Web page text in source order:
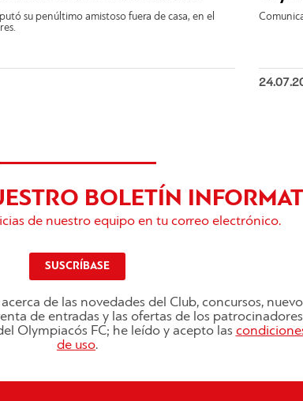
su penúltimo amistoso fuera de casa, en el
BOLETÍN
de nuestro equipo en tu correo electrónico.
SUSCRÍBASE
de las novedades del Club, concursos,
de entradas y las ofertas de los patrocinadores
Olympiacós FC; he leído y acepto las
de uso.